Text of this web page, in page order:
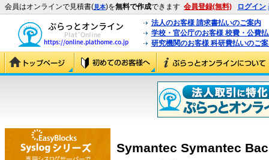
会員はオンラインで見積書(見本)を無料で作成できます 会員登録(無料) ログイン
法人のお客様 請求書払いのご案内
学校・官公庁のお客様 校費・公費
研究機関のお客様 科研費払いのご
Symantec Symantec